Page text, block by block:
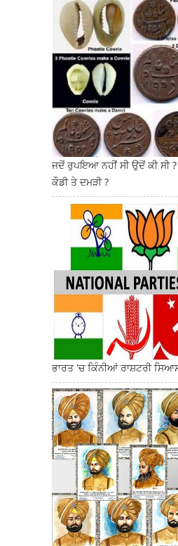
ਜਦੋਂ ਰੁਪਇਆ ਨਹੀਂ ਸੀ ਉਦੋਂ ਕੀ ਸੀ ?
ਕੌਡੀ ਤੇ ਦਮੜੀ ?
ਭਾਰਤ 'ਚ ਕਿੰਨੀਆਂ ਰਾਸ਼ਟਰੀ